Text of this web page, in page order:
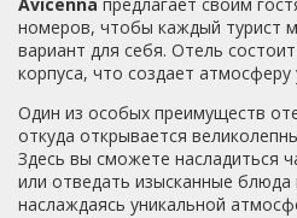
заказать, но мы пили в
живая музыка, в номере было
не ходили. Заглянули
Приглушенный свет, на каждом
крепкая 4 (из-за отсутствия
Avicenna предлагает своим
номеров, чтобы каждый турист
вариант для себя. Отель
корпуса, что создает
Один из особых преимуществ
откуда открывается
Здесь вы сможете насладиться
или отведать изысканные блюда
наслаждаясь уникальной